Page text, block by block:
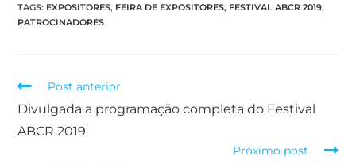
TAGS: EXPOSITORES, FEIRA DE EXPOSITORES, FESTIVAL ABCR 2019,
PATROCINADORES
Post anterior
Divulgada a programação completa do Festival
ABCR 2019
Próximo post